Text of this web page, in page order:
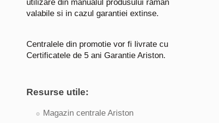
utilizare din manualul produsului rămân
valabile si in cazul garantiei extinse.
Centralele din promotie vor fi livrate cu
Certificatele de 5 ani Garantie Ariston.
Resurse utile:
Magazin centrale Ariston